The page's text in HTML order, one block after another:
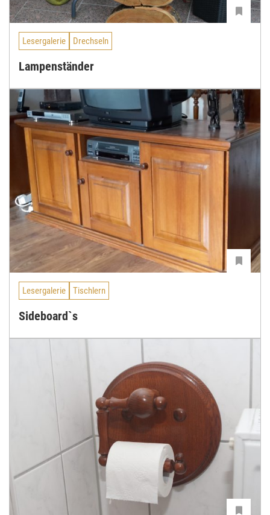
Lesergalerie Drechseln
Lampenständer
Lesergalerie Tischlern
Sideboard`s